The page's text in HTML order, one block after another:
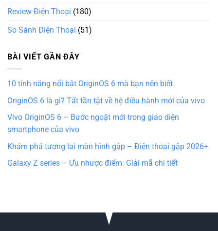
Review Điện Thoại (180)
So Sánh Điện Thoại (51)
BÀI VIẾT GẦN ĐÂY
10 tính năng nổi bật OriginOS 6 mà bạn nên biết
OriginOS 6 là gì? Tất tần tật về hệ điều hành mới của vivo
Vivo OriginOS 6 – Bước ngoặt mới trong giao diện
smartphone của vivo
Khám phá tương lai màn hình gập – Điện thoại gập 2026+
Galaxy Z series – Ưu nhược điểm: Giải mã chi tiết